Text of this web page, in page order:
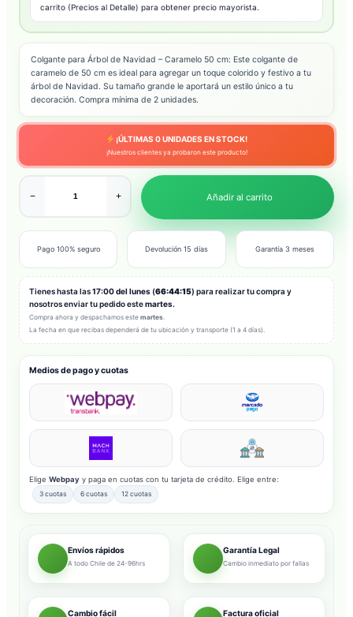
carrito (Precios al Detalle) para obtener precio mayorista.
Colgante para Árbol de Navidad – Caramelo 50 cm: Este colgante de
caramelo de 50 cm es ideal para agregar un toque colorido y festivo a tu
árbol de Navidad. Su tamaño grande le aportará un estilo único a tu
decoración. Compra mínima de 2 unidades.
¡ÚLTIMAS0UNIDADES EN STOCK!
¡Nuestros clientes ya probaron este producto!
− + Añadir al carrito
Pago 100% seguro Devolución 15 días Garantía 3 meses
Tienes hasta las17:00 del lunes (66:44:13) para realizar tu compra y
nosotros enviar tu pedido estemartes.
Compra ahora y despachamos este martes
La fecha en que recibas dependerá de tu ubicación y transporte (1 a 4 días).
Medios de pago y cuotas
Elige Webpay y paga en cuotas con tu tarjeta de crédito. Elige entre:
3 cuotas 6 cuotas 12 cuotas
Envíos rápidos
A todo Chile de 24-96hrs
Garantía Legal
Cambio inmediato por fallas
Cambio fácil Factura oficial